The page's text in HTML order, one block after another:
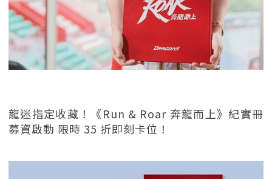
龍迷指定收藏！《Run & Roar 奔龍而上》紀實冊
募資啟動 限時 35 折即刻卡位！